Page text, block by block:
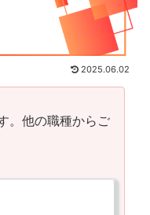
2025.06.02
。他の職種からご